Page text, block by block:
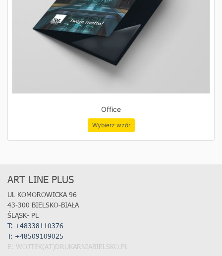
Office
Wybierz wzór
ART LINE PLUS
UL KOMOROWICKA 96
43-300 BIELSKO-BIAŁA
ŚLĄSK- PL
T: +48338110376
T: +48509109025
E: WOJTEK(AT)DRUKARNIABIELSKO.PL